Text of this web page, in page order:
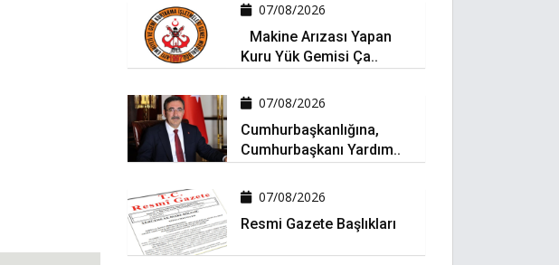
07/08/2026
Makine Arızası Yapan
Kuru Yük Gemisi Ça..
07/08/2026
Cumhurbaşkanlığına,
Cumhurbaşkanı Yardım..
07/08/2026
Resmi Gazete Başlıkları